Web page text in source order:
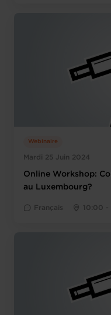
Mardi 25 Juin 2024
Webinaire
Online Workshop:
au Luxembourg?
Français 10:00 -